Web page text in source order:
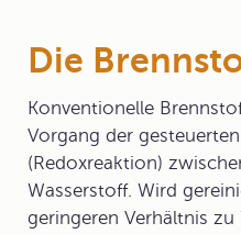
Die
Konventionelle
Vorgang der
(Redoxreaktion)
Wasserstoff. Wird
geringeren Verhältnis zu